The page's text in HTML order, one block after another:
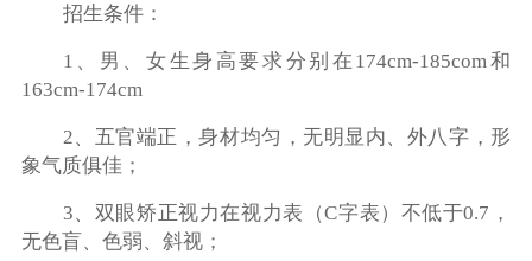
招生条件：
1、男、女生身高要求分别在174cm-185com和
163cm-174cm
2、五官端正，身材均匀，无明显内、外八字，形
象气质俱佳；
3、双眼矫正视力在视力表（C字表）不低于0.7，
无色盲、色弱、斜视；